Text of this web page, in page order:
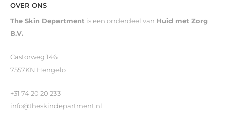
OVER ONS
The Skin Department is een onderdeel van Huid met Zorg
B.V.
Castorweg 146
7557KN Hengelo
+31 74 20 20 233
info@theskindepartment.nl